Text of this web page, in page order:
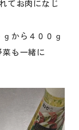
てお肉になじ
から４００ｇ
も一緒に